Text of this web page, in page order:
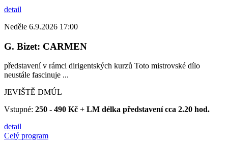
detail
Neděle 6.9.2026 17:00
G. Bizet: CARMEN
představení v rámci dirigentských kurzů Toto mistrovské dílo
neustále fascinuje ...
JEVIŠTĚ DMÚL
Vstupné: 250 - 490 Kč + LM délka představení cca 2.20 hod.
detail
Celý program